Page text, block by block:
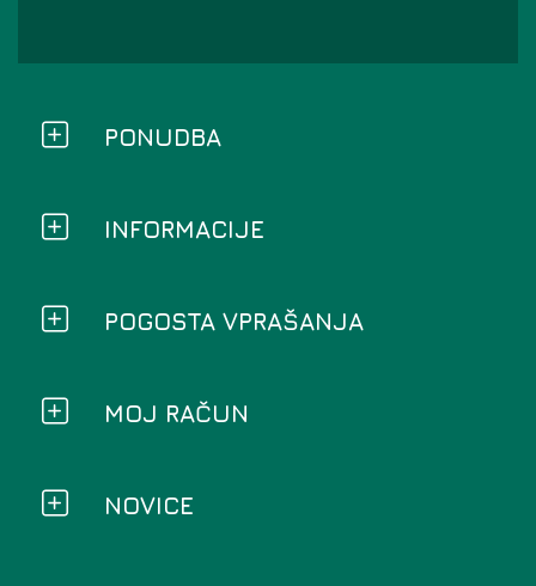
PONUDBA
INFORMACIJE
POGOSTA VPRAŠANJA
MOJ RAČUN
NOVICE